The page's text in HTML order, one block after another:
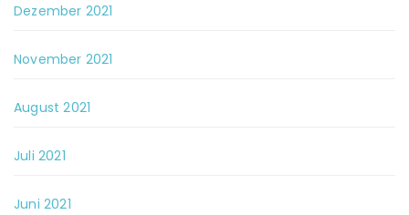
Dezember 2021
November 2021
August 2021
Juli 2021
Juni 2021